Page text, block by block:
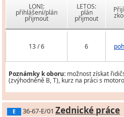
LONI:
přihlášení/plán
přijmout
LETOS:
plán
přijmout
13 / 6 6
Poznámky k oboru: možnost získat
(zvýhodněně B, T), kurz na práci s
E 36-67-E/01 Zednické práce